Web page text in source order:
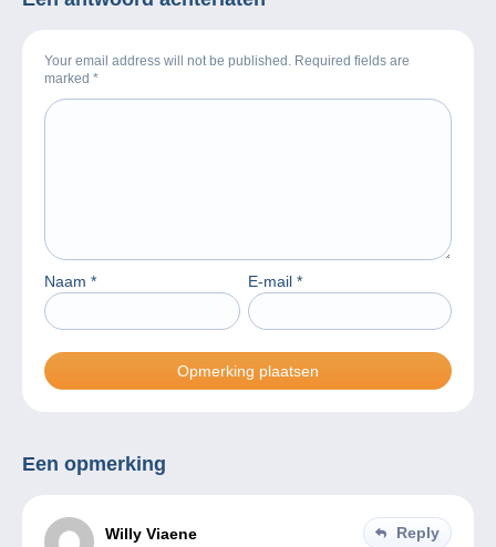
Your email address will not be published. Required fields are
marked *
Naam * E-mail *
Een opmerking
Willy Viaene Reply